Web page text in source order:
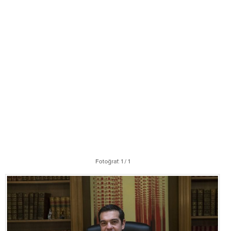
Fotoğraf: 1 / 1